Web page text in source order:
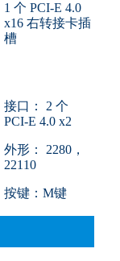
1 个 PCI-E 4.0
x16 右转接卡插
槽
接口： 2 个
PCI-E 4.0 x2
外形： 2280，
22110
按键：M键